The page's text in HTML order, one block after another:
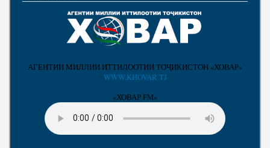
АГЕНТИИ МИЛЛИИ ИТТИЛООТИИ ТОҶИКИСТОН «ХОВАР»
WWW.KHOVAR.TJ
«ХОВАР FM»